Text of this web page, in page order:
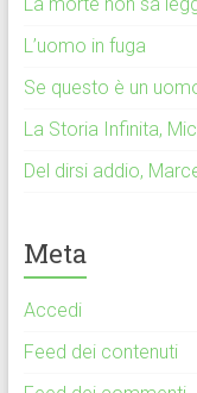
L’uomo in fuga
Se questo è un
La Storia Infinita,
Del dirsi addio,
Meta
Accedi
Feed dei contenuti